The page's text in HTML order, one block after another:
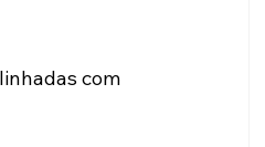
com